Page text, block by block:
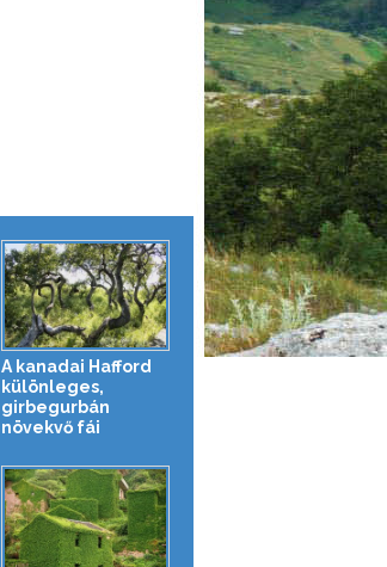
A kanadai Hafford
különleges,
girbegurbán
növekvő fái